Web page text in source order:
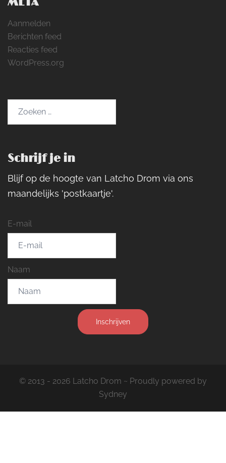
Aanmelden
Berichten feed
Reacties feed
WordPress.org
Schrijf je in
Blijf op de hoogte van Latcho Drom via ons
maandelijks 'postkaartje'.
E-mail
Naam
Inschrijven
© 2013 - 2026 Latcho Drom ~ Proudly powered by
Sydney